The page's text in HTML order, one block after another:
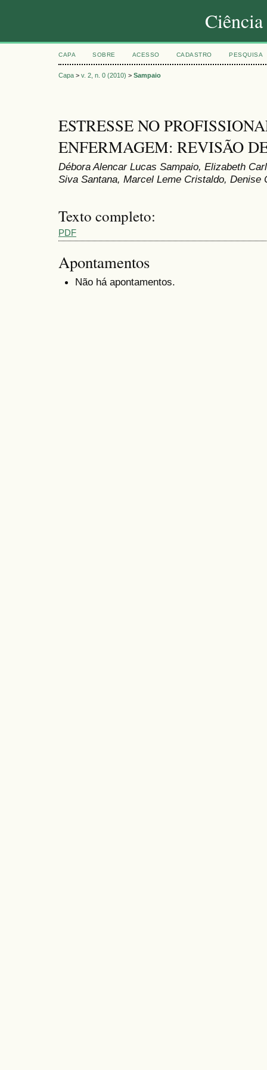
CAPA SOBRE ACESSO CADASTRO PESQUISA
Capa > v. 2, n. 0 (2010) > Sampaio
ESTRESSE NO
ENFERMAGEM: REVISÃO
Débora Alencar Lucas Sampaio, Elizabeth
Siva Santana, Marcel Leme Cristaldo, Denise
Texto completo:
PDF
Apontamentos
Não há apontamentos.